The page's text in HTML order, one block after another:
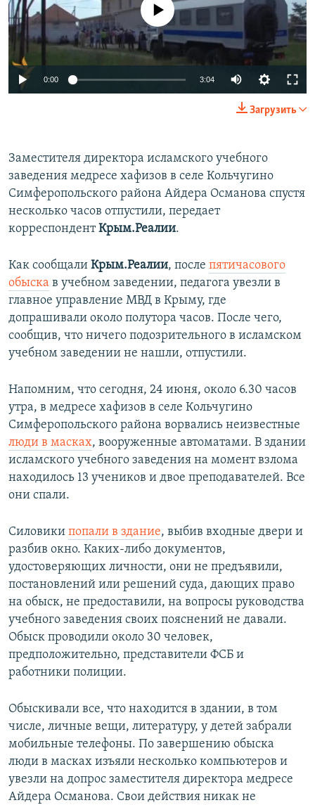
ПОБЕДИТЕЛЕЙ НЕ СУДЯТ?
КРЫМ.НЕПОКОРЕННЫЙ
ELIFBE
ПРИСОЕДИНЯЙТЕСЬ!No media source currently available
0:00 3:04
Загрузить
Заместителя директора исламского учебного
заведения медресе хафизов в селе Кольчугино
Симферопольского района Айдера Османова спустя
несколько часов отпустили, передает
корреспондентКрым.Реалии.
Как сообщали Крым.Реалии, после пятичасового
обыска в учебном заведении, педагога увезли в
главное управление МВД в Крыму, где
допрашивали около полутора часов. После чего,
сообщив, что ничего подозрительного в исламском
учебном заведении не нашли, отпустили.
Напомним, что сегодня, 24 июня, около 6.30 часов
утра, в медресе хафизов в селе Кольчугино
Симферопольского района ворвались неизвестные
люди в масках, вооруженные автоматами. В здании
исламского учебного заведения на момент взлома
находилось 13 учеников и двое преподавателей. Все
они спали.
Силовики попали в здание, выбив входные двери и
разбив окно. Каких-либо документов,
удостоверяющих личности, они не предъявили,
постановлений или решений суда, дающих право
на обыск, не предоставили, на вопросы руководства
учебного заведения своих пояснений не давали.
Обыск проводили около 30 человек,
предположительно, представители ФСБ и
работники полиции.
Обыскивали все, что находится в здании, в том
числе, личные вещи, литературу, у детей забрали
мобильные телефоны. По завершению обыска
люди в масках изъяли несколько компьютеров и
увезли на допрос заместителя директора медресе
Айдера Османова. Свои действия никак не